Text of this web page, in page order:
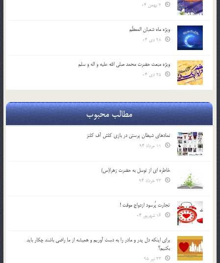
ویژه ماه شعبان المعظّم
ویژه مبعث حضرت محمد صلی الله علیه و اله و سلم
مطالب محبوب
نمادهای شیطان پرستی در بازی کلش آف کلنز
خاطره ای از توسل به حضرت زهرا(س)
تجارت پُرسود ازدواج موقت !
براي اينكه دل پدر و مادر را به دست آوريم و هميشه از ما راضي باشند چكار بايد
بكنيم؟